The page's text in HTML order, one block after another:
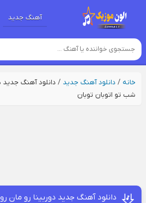
آهنگ جدید
خانه/ دانلود آهنگ جدید / دانلود آهنگ جدید
شب تو اتوبان توبان
دانلود آهنگ جدید دوربینا رو مان